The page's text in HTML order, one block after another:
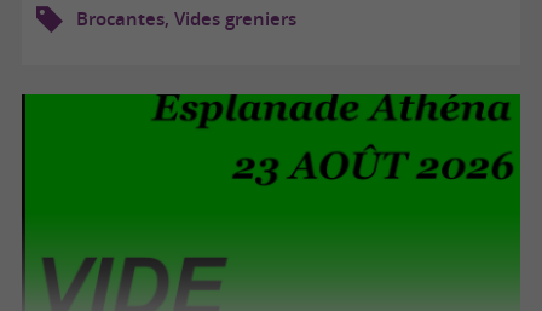
Brocantes, Vides greniers